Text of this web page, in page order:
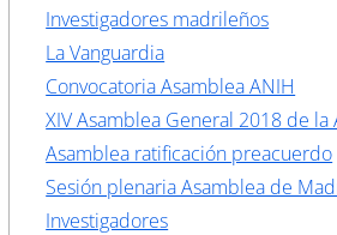
Investigadores madrileños
La Vanguardia
Convocatoria Asamblea ANIH
XIV Asamblea General 2018 de la
Asamblea ratificación preacuerdo
Sesión plenaria Asamblea de
Investigadores